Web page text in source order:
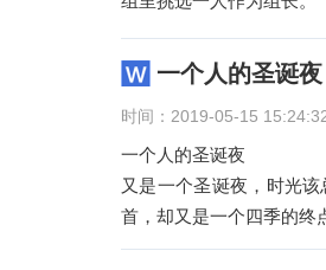
一个人的圣诞夜
时间：2019-05-15
一个人的圣诞夜
又是一个圣诞夜，时光
首，却又是一个四季的终